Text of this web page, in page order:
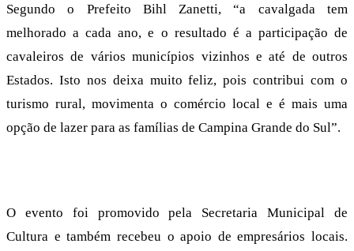
Segundo o Prefeito Bihl Zanetti, “a cavalgada tem
melhorado a cada ano, e o resultado é a participação de
cavaleiros de vários municípios vizinhos e até de outros
Estados. Isto nos deixa muito feliz, pois contribui com o
turismo rural, movimenta o comércio local e é mais uma
opção de lazer para as famílias de Campina Grande do Sul”.
O evento foi promovido pela Secretaria Municipal de
Cultura e também recebeu o apoio de empresários locais.